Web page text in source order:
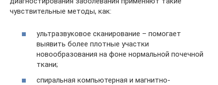
чувствительные методы, как:
ультразвуковое сканирование – помогает
выявить более плотные участки
новообразования на фоне нормальной почечной
ткани;
спиральная компьютерная и магнитно-